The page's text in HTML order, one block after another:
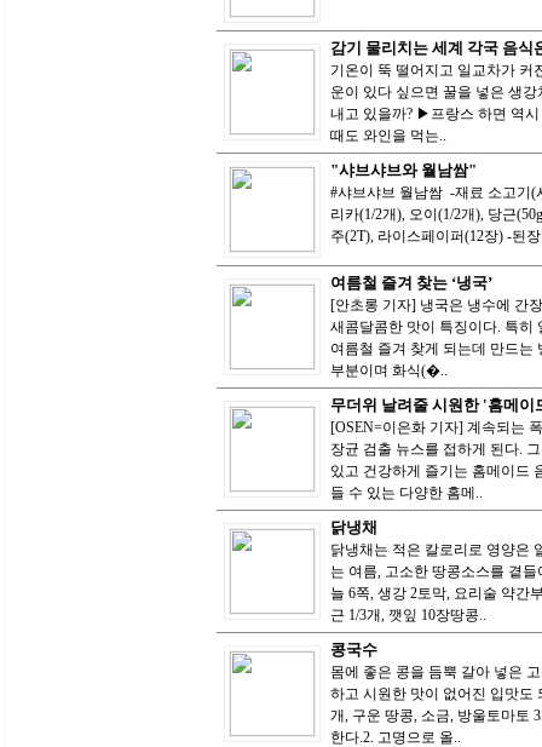
감기 물리치는 세계 각국 음식
기온이 뚝 떨어지고 일교차가 커
운이 있다 싶으면 꿀을 넣은 생
내고 있을까? ▶프랑스 하면 역시
때도 와인을 먹는..
"샤브샤브와 월남쌈"
#샤브샤브 월남쌈 -재료 소고기(
리카(1/2개), 오이(1/2개), 당근
주(2T), 라이스페이퍼(12장) -된
여름철 즐겨 찾는 ‘냉국’
[안초롱 기자] 냉국은 냉수에 간
새콤달콤한 맛이 특징이다. 특히
여름철 즐겨 찾게 되는데 만드는
부분이며 화식(�..
무더위 날려줄 시원한 '홈메이
[OSEN=이은화 기자] 계속되는
장균 검출 뉴스를 접하게 된다.
있고 건강하게 즐기는 홈메이드
들 수 있는 다양한 홈메..
닭냉채
닭냉채는 적은 칼로리로 영양은
는 여름, 고소한 땅콩소스를 곁
늘 6쪽, 생강 2토막, 요리술 약간
근 1/3개, 깻잎 10장땅콩..
콩국수
몸에 좋은 콩을 듬뿍 갈아 넣은
하고 시원한 맛이 없어진 입맛도
개, 구운 땅콩, 소금, 방울토마토
한다.2. 고명으로 올..